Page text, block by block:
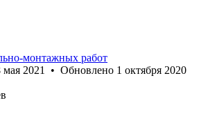
монтажных работ
мая 2021 • Обновлено 1 октября 2020